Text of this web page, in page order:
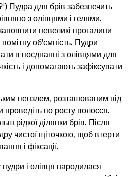
Пудра для брів забезпечить
з олівцями і гелями.
невеликі прогалини
об'ємність. Пудри
в поєднанні з олівцями для
і допомагають зафіксувати
пензлем, розташованим під
проведіть по росту волосся.
рідкої ділянки брів. Після
чистої щіточкою, щоб втерти
і фіксації.
і олівця народилася